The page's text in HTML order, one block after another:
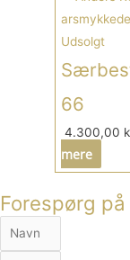
Udsolgt
66
4.300,00
mere
Forespørg